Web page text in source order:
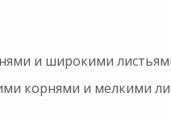
и широкими
корнями и мелкими